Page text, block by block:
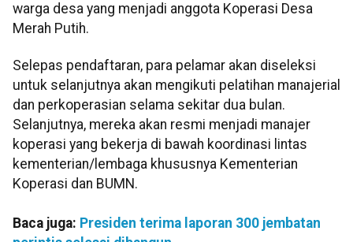
warga desa yang menjadi anggota Koperasi Desa
Merah Putih.
Selepas pendaftaran, para pelamar akan diseleksi
untuk selanjutnya akan mengikuti pelatihan manajerial
dan perkoperasian selama sekitar dua bulan.
Selanjutnya, mereka akan resmi menjadi manajer
koperasi yang bekerja di bawah koordinasi lintas
kementerian/lembaga khususnya Kementerian
Koperasi dan BUMN.
Baca juga: Presiden terima laporan 300 jembatan